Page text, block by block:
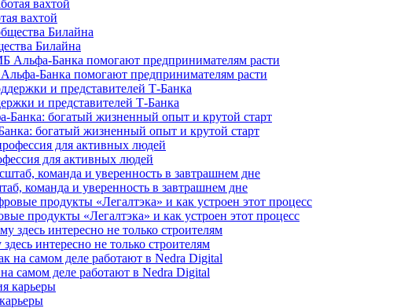
вахтой
Билайна
Банка помогают предпринимателям расти
и представителей Т-Банка
богатый жизненный опыт и крутой старт
для активных людей
команда и уверенность в завтрашнем дне
продукты «Легалтэка» и как устроен этот процесс
интересно не только строителям
самом деле работают в Nedra Digital